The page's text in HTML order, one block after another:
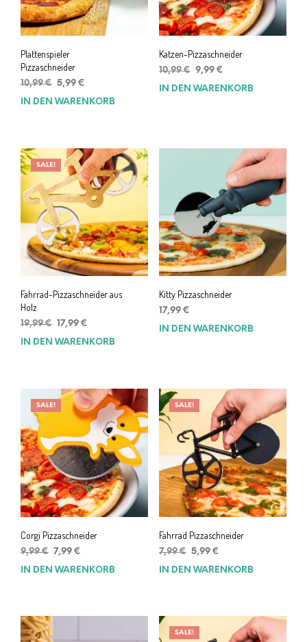
Plattenspieler
Pizzaschneider
10,99€ Ursprünglicher
Preis
5,99 €
Preis
IN DEN WARENKORB
Katzen-Pizzaschneider
10,99€ Ursprünglicher
Preis
9,99 €Aktueller
Preis
IN DEN WARENKORB
SALE!
Fahrrad-Pizzaschneider aus
Holz
19,99€ Ursprünglicher
Preis
17,99 €
Preis
IN DEN WARENKORB
Kitty Pizzaschneider
17,99 €
IN DEN WARENKORB
SALE!
Corgi Pizzaschneider
9,99€ Ursprünglicher
7,99 €
IN DEN WARENKORB
SALE!
Fahrrad Pizzaschneider
7,99€ Ursprünglicher
5,99 €Aktueller
IN DEN WARENKORB
SALE!